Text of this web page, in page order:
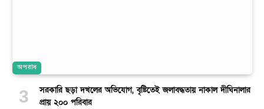
অপরাধ
সরকারি ছড়া দখলের অভিযোগ, বৃষ্টিতেই জলাবদ্ধতায় নাকাল দীঘিনালার
প্রায় ২০০ পরিবার